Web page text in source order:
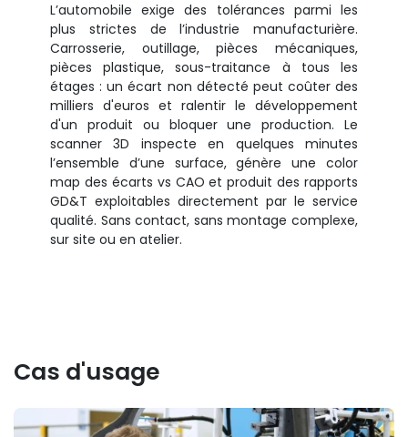
L’automobile exige des tolérances parmi les
plus strictes de l’industrie manufacturière.
Carrosserie, outillage, pièces mécaniques,
pièces plastique, sous-traitance à tous les
étages : un écart non détecté peut coûter des
milliers d'euros et ralentir le développement
d'un produit ou bloquer une production. Le
scanner 3D inspecte en quelques minutes
l’ensemble d’une surface, génère une color
map des écarts vs CAO et produit des rapports
GD&T exploitables directement par le service
qualité. Sans contact, sans montage complexe,
sur site ou en atelier.
Cas d'usage